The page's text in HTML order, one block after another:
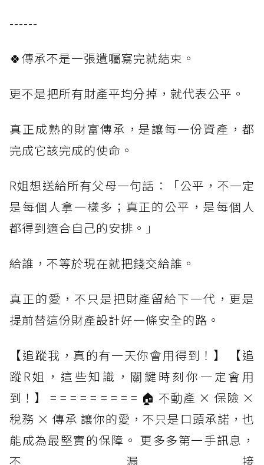
------
🍀傳承不是一張遺囑寫完就結束。
更不是把所有財產平均分掉，就代表公平。
真正成熟的財富傳承，是讓每一份資產，都
完成它該完成的使命。
R姐想送給所有父母一句話：「公平，不一定
是每個人拿一樣多；真正的公平，是每個人
都得到適合自己的安排。」
給誰，不等於現在就把錢交給誰。
真正的愛，不只是把財產留給下一代，更是
提前替這份財產設計好一條安全的路。
【追蹤我，真的有一天你會用得到！】 【追
蹤R姐，這些知識，關鍵時刻你一定會用
到！】 = = = = = = = = = 🏠 不動產 × 保險 ×
稅務 × 傳承 讓你的愛，不只是口頭承諾，也
能成為最堅實的保障。 更多多第一手訊息，
不漏接